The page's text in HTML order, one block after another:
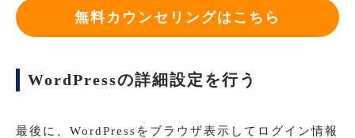
無料カウンセリングはこちら
WordPressの詳細設定を行う
最後に、WordPressをブラウザ表示してログイン情報